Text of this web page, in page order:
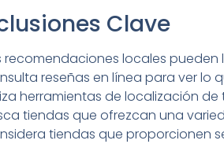
Clave
recomendaciones locales
reseñas en línea para ver lo
herramientas de localización
tiendas que ofrezcan una
tiendas que proporcionen